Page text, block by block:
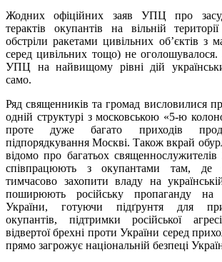
Жодних офіційних заяв УПЦ про
терактів окупантів на вільній
обстріли ракетами цивільних об’єктів з
серед цивільних тощо) не
УПЦ на найвищому рівні дій
само.
Ряд священників та громад висловилися
одній структурі з московською «5-ю
проте дуже багато приходів
підпорядкування Москві. Також вкрай
відомо про багатьох
співпрацюють з окупантами там, де
тимчасово захопити владу на
поширюють російську пропаганду на
України, готуючи підґрунтя для
окупантів, підтримки російської
відвертої брехні проти України серед
прямо загрожує національній безпеці